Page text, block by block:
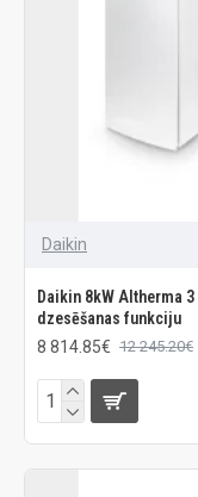
Daikin
Daikin 8kW Altherma
dzesēšanas funkciju
8 814.85€ 12 245.20€